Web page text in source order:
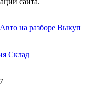
Авто на разборе Выкуп
Склад